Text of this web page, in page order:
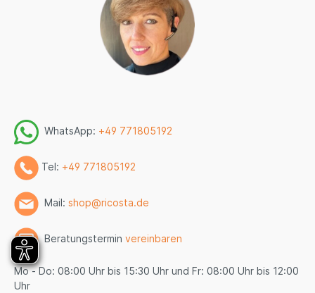
WhatsApp: +49 771805192
Tel: +49 771805192
Mail: shop@ricosta.de
Beratungstermin vereinbaren
Mo - Do: 08:00 Uhr bis 15:30 Uhr und Fr: 08:00 Uhr bis 12:00
Uhr